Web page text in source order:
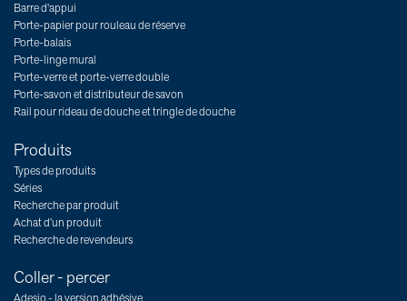
Barre d'appui
Porte-papier pour rouleau de réserve
Porte-balais
Porte-linge mural
Porte-verre et porte-verre double
Porte-savon et distributeur de savon
Rail pour rideau de douche et tringle de douche
Produits
Types de produits
Séries
Recherche par produit
Achat d’un produit
Recherche de revendeurs
Coller - percer